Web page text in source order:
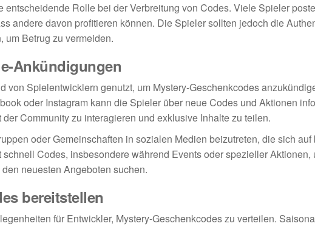
Rolle bei der Verbreitung von Codes. Viele Spieler
andere davon profitieren können. Die Spieler sollten jedoch die
um Betrug zu vermeiden.
Ankündigungen
von Spielentwicklern genutzt, um Mystery-Geschenkcodes
oder Instagram kann die Spieler über neue Codes und Aktionen
Community zu interagieren und exklusive Inhalte zu teilen.
oder Gemeinschaften in sozialen Medien beizutreten, die sich auf
Codes, insbesondere während Events oder spezieller Aktionen,
neuesten Angeboten suchen.
bereitstellen
für Entwickler, Mystery-Geschenkcodes zu verteilen.